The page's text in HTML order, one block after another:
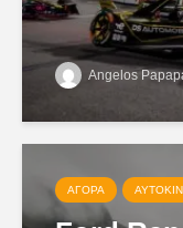
Angelos
ΑΓΟΡΆ